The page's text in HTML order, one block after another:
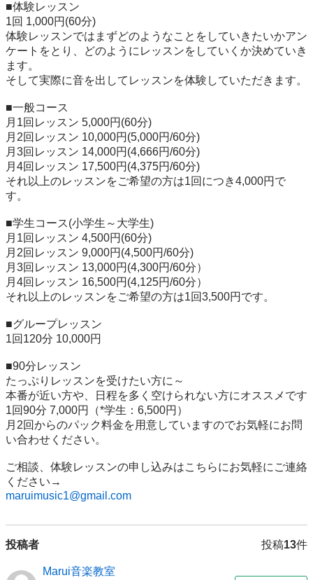
■体験レッスン
1回 1,000円(60分)
体験レッスンではまずどのようなことをしていきたいかアン
ケートをとり、どのようにレッスンをしていくか決めていき
ます。
そして実際に音を出してレッスンを体験していただきます。
■一般コース
月1回レッスン 5,000円(60分)
月2回レッスン 10,000円(5,000円/60分)
月3回レッスン 14,000円(4,666円/60分)
月4回レッスン 17,500円(4,375円/60分)
それ以上のレッスンをご希望の方は1回につき4,000円で
す。
■学生コース(小学生～大学生)
月1回レッスン 4,500円(60分)
月2回レッスン 9,000円(4,500円/60分)
月3回レッスン 13,000円(4,300円/60分）
月4回レッスン 16,500円(4,125円/60分）
それ以上のレッスンをご希望の方は1回3,500円です。
■グループレッスン
1回120分 10,000円
■90分レッスン
たっぷりレッスンを受けたい方に～
本番が近い方や、日程を多く空けられない方にオススメです
1回90分 7,000円（*学生：6,500円）
月2回からのパック料金を用意していますのでお気軽にお問
い合わせください。
ご相談、体験レッスンの申し込みはこちらにお気軽にご連絡
maruimusic1@gmail.com
投稿者 投稿13件
Marui音楽教室